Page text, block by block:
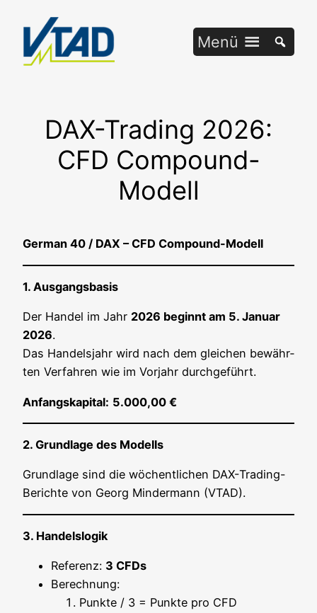
springen
Menü
DAX-Trading 2026:
CFD Compound-
Modell
Ger­man 40 / DAX – CFD Compound-Modell
1. Aus­gangs­ba­sis
Der Han­del im Jahr 2026 beginnt am 5. Janu­ar
2026.
Das Han­dels­jahr wird nach dem glei­chen bewähr­
ten Ver­fah­ren wie im Vor­jahr durchgeführt.
Anfangs­ka­pi­tal: 5.000,00 €
2. Grund­la­ge des Modells
Grund­la­ge sind die wöchent­li­chen DAX-Tra­ding-
Berich­te von Georg Min­der­mann (VTAD).
3. Han­dels­lo­gik
Refe­renz: 3 CFDs
Berech­nung:
Punk­te / 3 = Punk­te pro CFD